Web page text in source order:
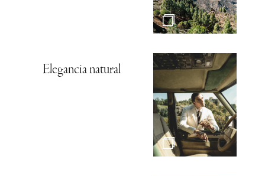
Elegancia natural